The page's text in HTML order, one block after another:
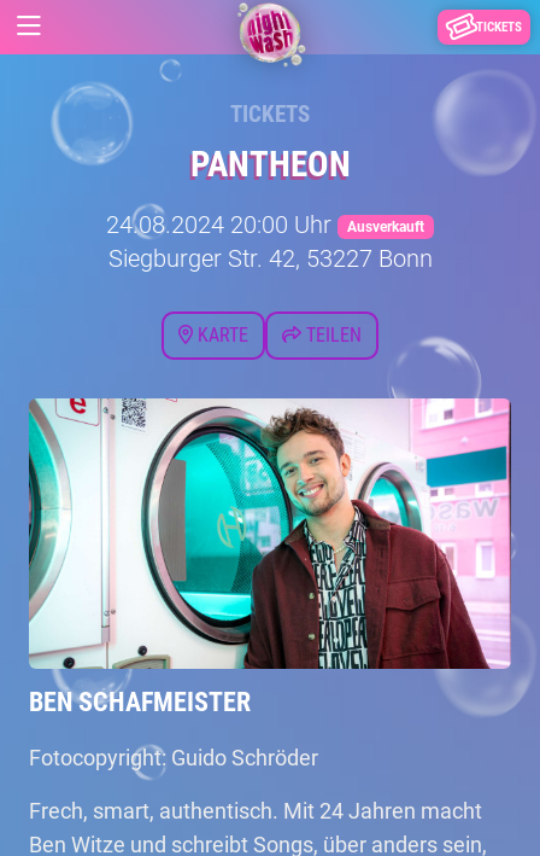
TICKETS
TICKETS
PANTHEON
24.08.2024 20:00 Uhr Ausverkauft
Siegburger Str. 42, 53227 Bonn
KARTE TEILEN
BEN SCHAFMEISTER
Fotocopyright: Guido Schröder
Frech, smart, authentisch. Mit 24 Jahren macht
Ben Witze und schreibt Songs, über anders sein,